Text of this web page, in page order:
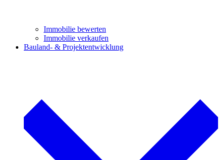
Immobilie bewerten
Immobilie verkaufen
Bauland- & Projektentwicklung